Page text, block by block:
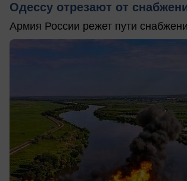
Одессу отрезают от
Армия России режет пути